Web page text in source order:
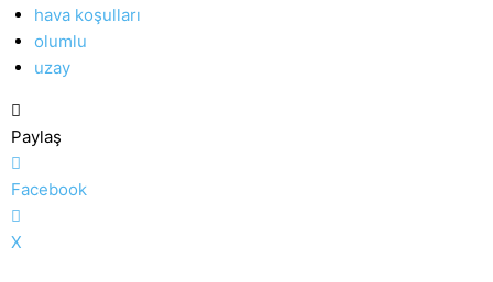
hava koşulları
olumlu
uzay
Paylaş
Facebook
X